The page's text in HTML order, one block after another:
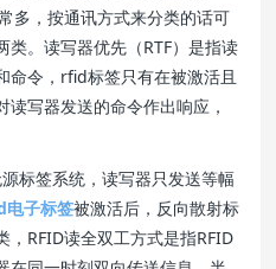
多，按通讯方式来分类的话可
类。读写器优先（RTF）是指读
命令，rfid标签只有在被激活且
写器发送的命令作出响应，
标签系统，读写器只发送等幅
子标签被激活后，反向散射标
RFID读全双工方式是指RFID